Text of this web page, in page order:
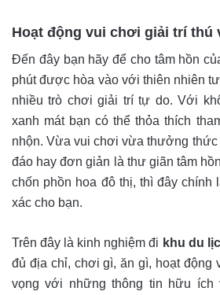
Hoạt động vui chơi giải trí thú
Đến đây bạn hãy để cho tâm hồn
phút được hòa vào với thiên nhiên
nhiều trò chơi giải trí tự do. Với
xanh mát bạn có thể thỏa thích
nhộn. Vừa vui chơi vừa thưởng thức
đáo hay đơn giản là thư giãn tâm
chốn phồn hoa đô thị, thì đây chính
xác cho bạn.
Trên đây là kinh nghiệm đi khu du
đủ địa chỉ, chơi gì, ăn gì, hoạt động
vọng với những thông tin hữu ích